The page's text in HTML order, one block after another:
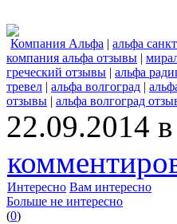
Компания Альфа | альфа
компания альфа отзывы |
греческий отзывы | альфа
тревел | альфа волгоград |
отзывы | альфа волгоград
22.09.2014
Интересно Вам интересно
Больше не интересно
(0)